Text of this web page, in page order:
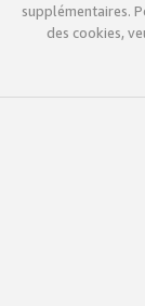
supplémentaires.
des cookies,